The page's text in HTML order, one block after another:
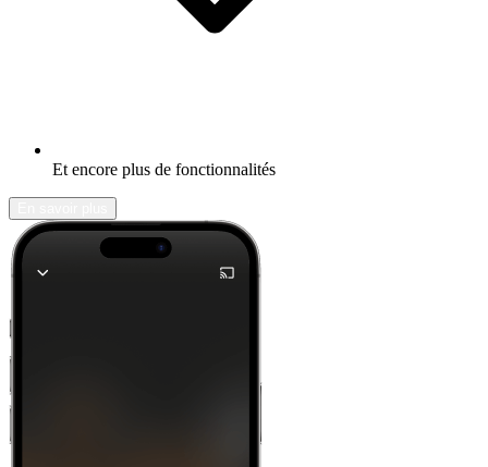
Et encore plus de fonctionnalités